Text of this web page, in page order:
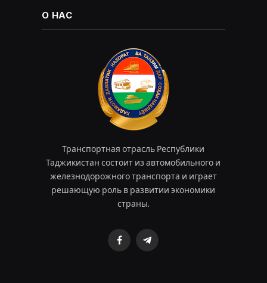
О НАС
Транспортная отрасль Республики
Таджикистан состоит из автомобильного и
железнодорожного транспорта и играет
решающую роль в развитии экономики
страны.
FacebookTelegram